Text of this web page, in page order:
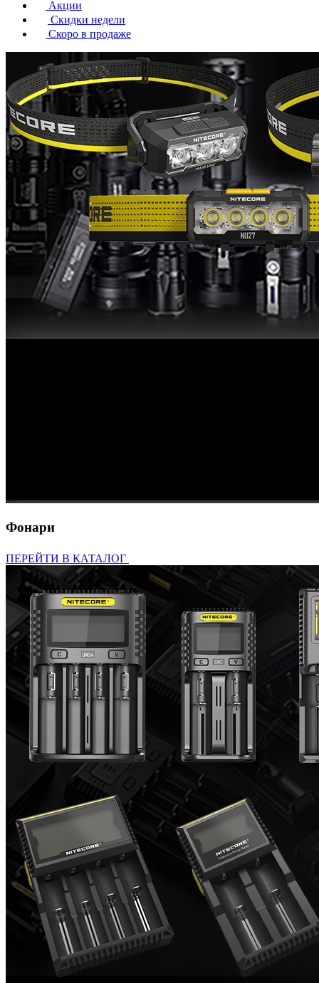
Акции
Скидки недели
Скоро в продаже
Фонари
ПЕРЕЙТИ В КАТАЛОГ